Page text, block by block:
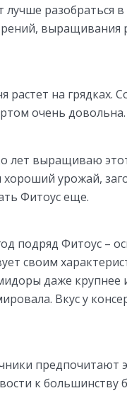
разобраться
выращивания
растет на грядках.
очень довольна.
лет выращиваю
хороший урожай,
Фитоус еще.
подряд Фитоус –
своим
даже крупнее
Вкус у
предпочитают
к большинству